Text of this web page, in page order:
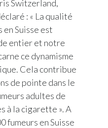
Switzerland,
: « La qualité
Suisse est
entier et notre
ce dynamisme
Cela contribue
de pointe dans le
adultes de
à la cigarette ». A
fumeurs en Suisse